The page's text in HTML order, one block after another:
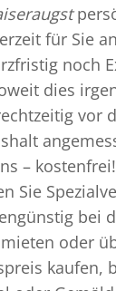
für Sie
noch
dies
vor
– kostenfrei!
Sie
bei
mieten oder
kaufen,